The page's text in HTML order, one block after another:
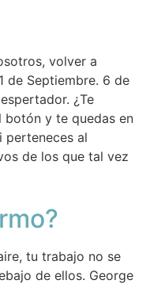
volver a
de Septiembre. 6 de
¿Te
botón y te quedas en
perteneces al
de los que tal vez
tu trabajo no se
de ellos. George